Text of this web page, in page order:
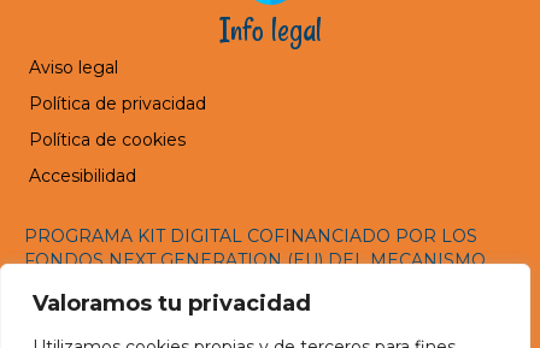
Valoramos tu privacidad
Info legal
Aviso legal
Política de privacidad
Política de cookies
Accesibilidad
PROGRAMA KIT DIGITAL COFINANCIADO POR LOS
FONDOS NEXT GENERATION (EU) DEL MECANISMO